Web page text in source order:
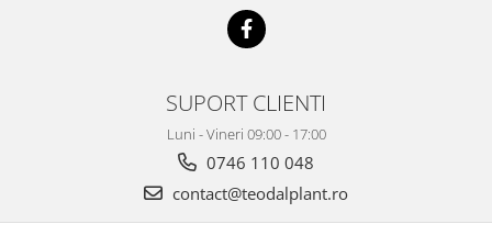
SUPORT CLIENTI
Luni - Vineri 09:00 - 17:00
0746 110 048
contact@teodalplant.ro